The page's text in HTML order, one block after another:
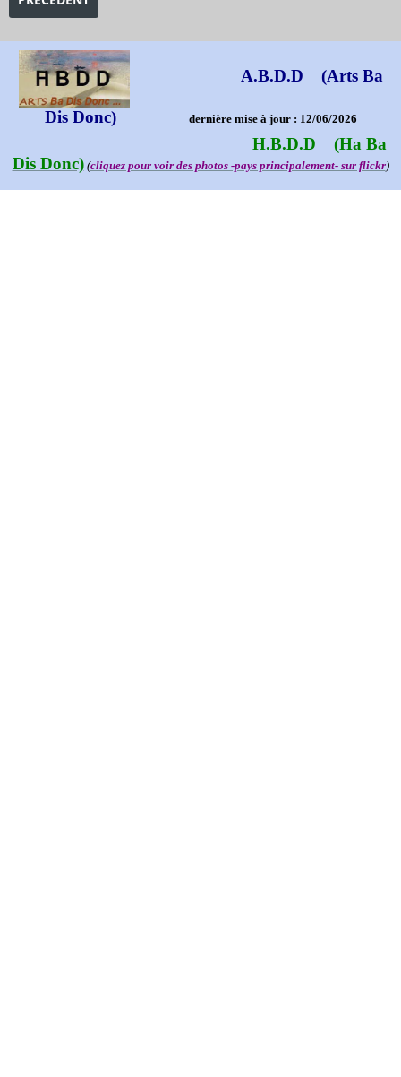
A.B.D.D (Arts Ba
Dis Donc) dernière mise à jour : 12/06/2026
H.B.D.D (Ha Ba
Dis Donc)(cliquez pour voir des photos -pays principalement- sur flickr)